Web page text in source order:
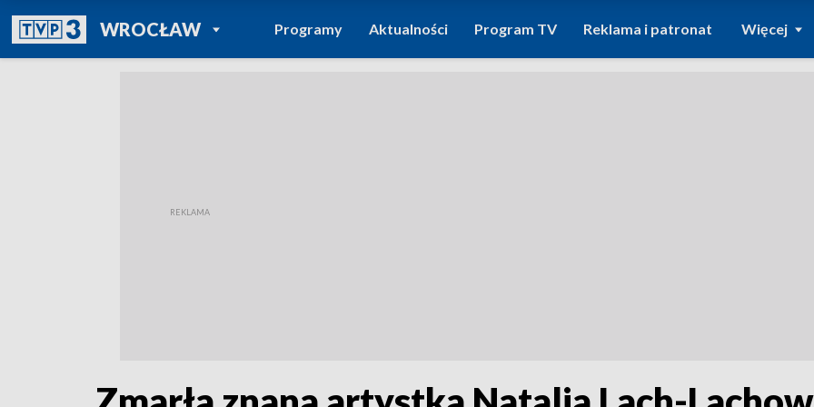
WROCŁAWPOWRÓT DO
TVP REGIONY
Programy Aktualności Program TV Reklama i patronat Więcej